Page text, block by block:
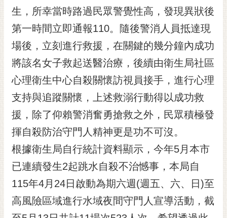
市政資訊
市民互動
黃
偉
哲
螢
光
花
泉
桐
花
祭
網
生，所幸當時路過民眾警覺性高，發現異狀後
第一時間立即通報110。隨後警消人員抵達現
場後，立刻進行救援，在關鍵的幾分鐘內成功
將該名女子救起送醫治療，後續由衛生局社區
心理衛生中心自殺關懷訪視員接手，進行心理
支持與追蹤關懷，上述救溺行動得以成功救
援，除了仰賴警消奮勇搶救之外，民眾積極發
揮自殺防治守門人精神更是功不可沒。
根據衛生局自行統計資料顯示，今年5月本市
已連續發生2起跳水自殺不治憾事，本局自
115年4月24日啟動為期六週(週五、六、日)至
高風險區域進行水域夜間守門人宣導活動，截